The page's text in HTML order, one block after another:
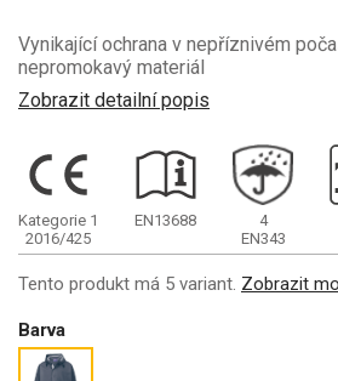
Vynikající ochrana v nepříznivém
nepromokavý materiál
Zobrazit detailní popis
Kategorie 1
2016/425
EN13688
4
EN343
Tento produkt má 5 variant. Zobrazit
Barva